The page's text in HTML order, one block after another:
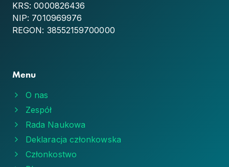
KRS: 0000826436
NIP: 7010969976
REGON: 38552159700000
Menu
O nas
Zespół
Rada Naukowa
Deklaracja członkowska
Członkostwo